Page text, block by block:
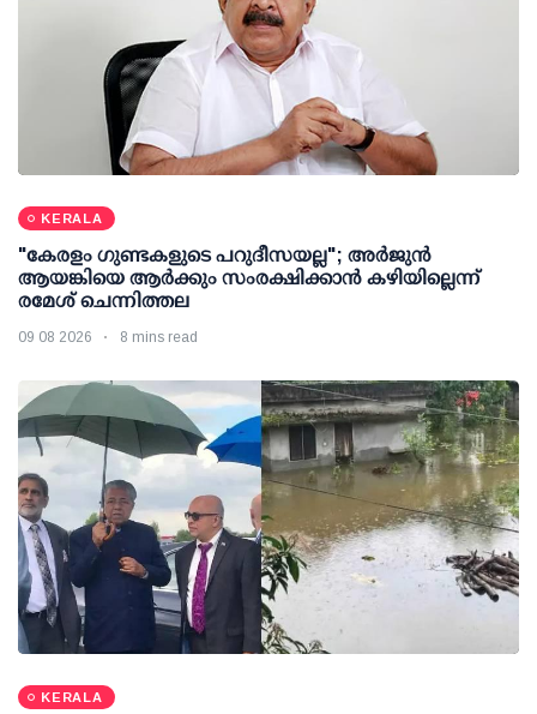
KERALA
"കേരളം ഗുണ്ടകളുടെ പറുദീസയല്ല"; അർജുൻ
ആയങ്കിയെ ആർക്കും സംരക്ഷിക്കാൻ കഴിയില്ലെന്ന്
രമേശ് ചെന്നിത്തല
09 08 2026 8 mins read
KERALA